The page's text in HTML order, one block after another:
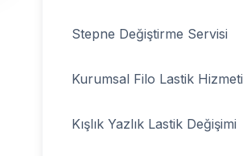
Stepne Değiştirme Servisi
Kurumsal Filo Lastik Hizmeti
Kışlık Yazlık Lastik Değişimi